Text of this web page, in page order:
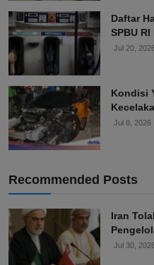
Daftar
SPBU
Jul 20,
Kondisi
Jul 8, 2026
Recommended Posts
Iran
Jul 30,